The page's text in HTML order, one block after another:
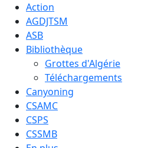
Action
AGDJTSM
ASB
Bibliothèque
Grottes d'Algérie
Téléchargements
Canyoning
CSAMC
CSPS
CSSMB